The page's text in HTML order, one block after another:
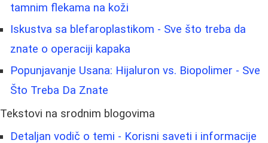
tamnim flekama na koži
Iskustva sa blefaroplastikom - Sve što treba da
znate o operaciji kapaka
Popunjavanje Usana: Hijaluron vs. Biopolimer - Sve
Što Treba Da Znate
Tekstovi na srodnim blogovima
Detaljan vodič o temi - Korisni saveti i informacije